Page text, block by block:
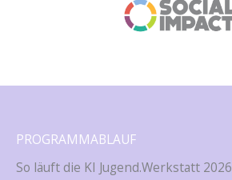
PROGRAMMABLAUF
So läuft die KI Jugend.Werkstatt 2026